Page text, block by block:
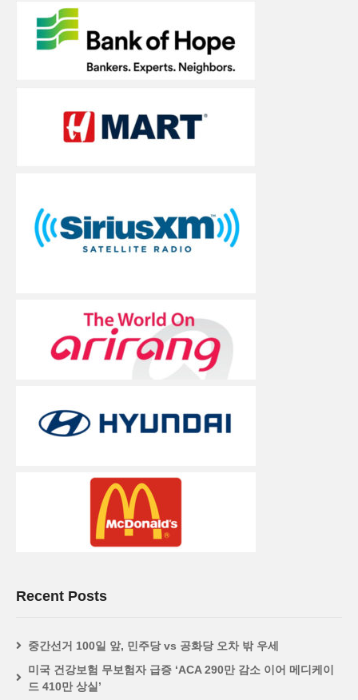
Recent Posts
중간선거 100일 앞, 민주당 vs 공화당 오차 밖 우세
미국 건강보험 무보험자 급증 ‘ACA 290만 감소 이어 메디케이
드 410만 상실’